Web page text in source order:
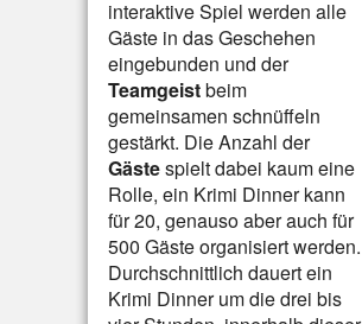
interaktive Spiel werden alle
Gäste in das Geschehen
eingebunden und der
Teamgeistbeim
gemeinsamen schnüffeln
gestärkt. Die Anzahl der
Gästespielt dabei kaum eine
Rolle, ein Krimi Dinner kann
für 20, genauso aber auch für
500 Gäste organisiert werden.
Durchschnittlich dauert ein
Krimi Dinner um die drei bis